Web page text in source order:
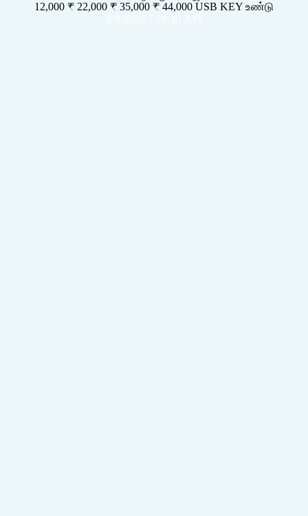
12,000 ₹ 22,000 ₹ 35,000 ₹ 44,000 USB KEY உண்டு